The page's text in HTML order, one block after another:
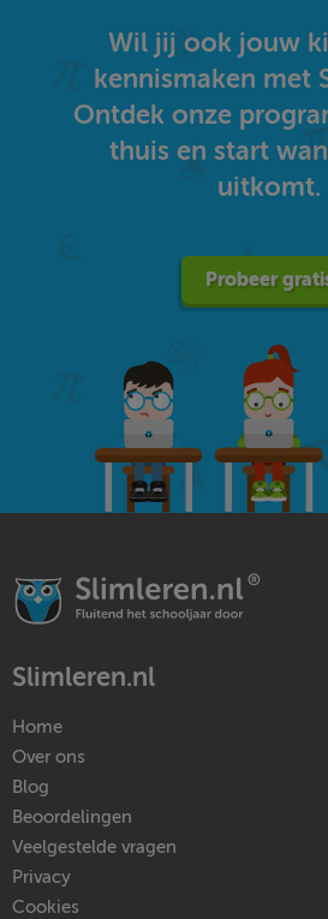
Wil jij ook jouw
kennismaken met
Ontdek onze
thuis en start
uitkomt.
Probeer
Slimleren.nl
Home
Over ons
Blog
Beoordelingen
Veelgestelde vragen
Privacy
Cookies